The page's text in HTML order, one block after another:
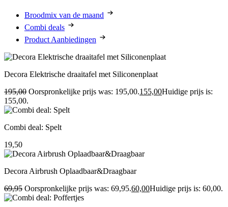
Broodmix van de maand
Combi deals
Product Aanbiedingen
Decora Elektrische draaitafel met Siliconenplaat
195,00 Oorspronkelijke prijs was: 195,00.155,00Huidige prijs is:
155,00.
Combi deal: Spelt
19,50
Decora Airbrush Oplaadbaar&Draagbaar
69,95 Oorspronkelijke prijs was: 69,95.60,00Huidige prijs is: 60,00.